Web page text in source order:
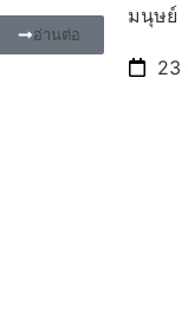
อ่านต่อ
มนุษย์
23